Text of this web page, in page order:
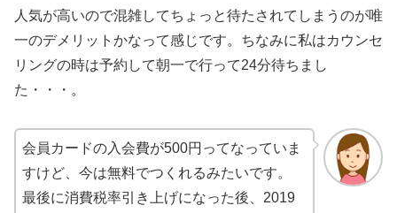
人気が高いので混雑してちょっと待たされてしまうのが唯
一のデメリットかなって感じです。ちなみに私はカウンセ
リングの時は予約して朝一で行って24分待ちまし
た・・・。
会員カードの入会費が500円ってなっていま
すけど、今は無料でつくれるみたいです。
最後に消費税率引き上げになった後、2019